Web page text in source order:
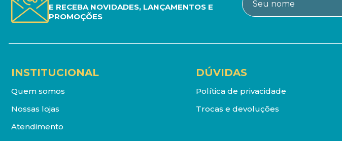
E RECEBA NOVIDADES, LANÇAMENTOS E
PROMOÇÕES
INSTITUCIONAL
Quem somos
Nossas lojas
Atendimento
DÚVIDAS
Política de privacidade
Trocas e devoluções